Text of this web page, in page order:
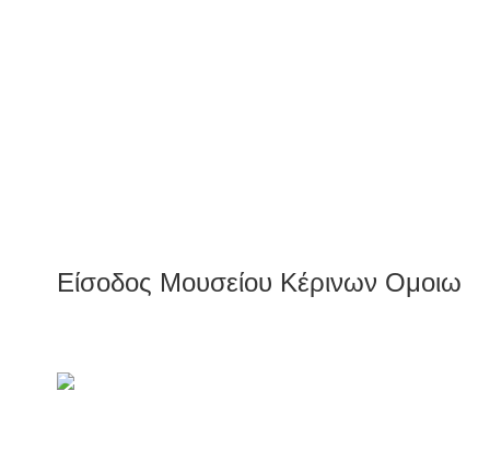
Είσοδος Μουσείου Κέρινων